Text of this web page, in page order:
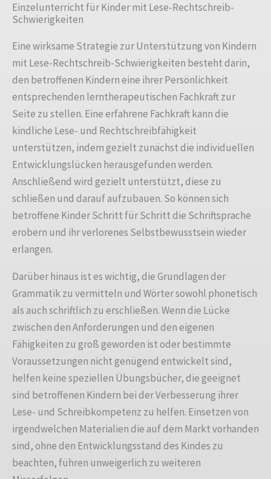
Einzelunterricht für Kinder mit Lese-Rechtschreib-
Schwierigkeiten
Eine wirksame Strategie zur Unterstützung von Kindern
mit Lese-Rechtschreib-Schwierigkeiten besteht darin,
den betroffenen Kindern eine ihrer Persönlichkeit
entsprechenden lerntherapeutischen Fachkraft zur
Seite zu stellen. Eine erfahrene Fachkraft kann die
kindliche Lese- und Rechtschreibfähigkeit
unterstützen, indem gezielt zunächst die individuellen
Entwicklungslücken herausgefunden werden.
Anschließend wird gezielt unterstützt, diese zu
schließen und darauf aufzubauen. So können sich
betroffene Kinder Schritt für Schritt die Schriftsprache
erobern und ihr verlorenes Selbstbewusstsein wieder
erlangen.
Darüber hinaus ist es wichtig, die Grundlagen der
Grammatik zu vermitteln und Wörter sowohl phonetisch
als auch schriftlich zu erschließen. Wenn die Lücke
zwischen den Anforderungen und den eigenen
Fähigkeiten zu groß geworden ist oder bestimmte
Voraussetzungen nicht genügend entwickelt sind,
helfen keine speziellen Übungsbücher, die geeignet
sind betroffenen Kindern bei der Verbesserung ihrer
Lese- und Schreibkompetenz zu helfen. Einsetzen von
irgendwelchen Materialien die auf dem Markt vorhanden
sind, ohne den Entwicklungsstand des Kindes zu
beachten, führen unweigerlich zu weiteren